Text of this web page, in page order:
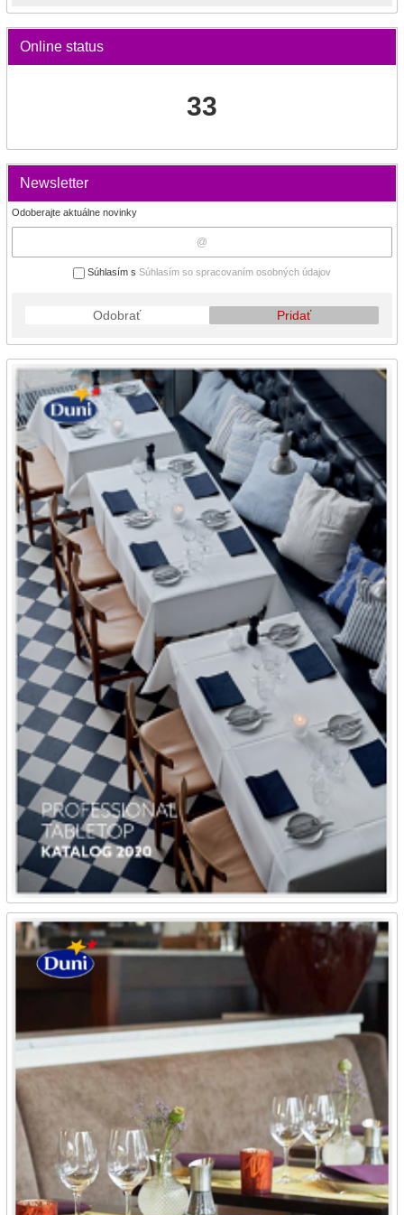
Online status
33
Newsletter
Odoberajte aktuálne novinky
Súhlasím s Súhlasím so spracovaním osobných údajov
Odobrať Pridať